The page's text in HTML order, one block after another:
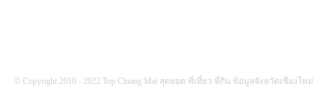
© Copyright 2010 - 2022 Top Chiang Mai สุดยอด ที่เที่ยว ที่กิน ข้อมูลจังหวัดเชียงใหม่